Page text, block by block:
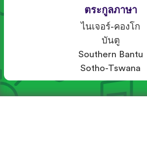
ตระกูลภาษา
ไนเจอร์-คองโก
บันตู
Southern Bantu
Sotho-Tswana